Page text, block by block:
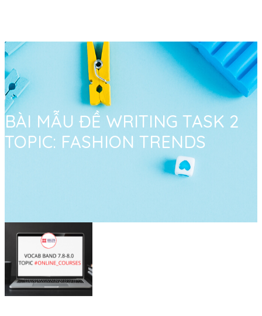
BÀI MẪU ĐỀ WRITING TASK 2
TOPIC: FASHION TRENDS